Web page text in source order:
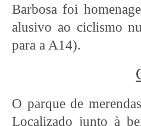
Barbosa foi
alusivo ao ciclismo
para a A14).
O parque de
Localizado junto à